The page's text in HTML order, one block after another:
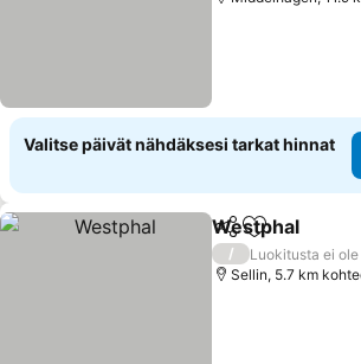
Valitse päivät nähdäksesi tarkat hinnat
Jaa Lisää
Westphal
/
Luokitusta ei
Sellin, 5.7 km